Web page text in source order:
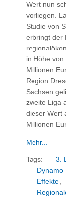
Wert nun
vorliegen.
Studie von
erbringt der
in Höhe von
Millionen
Region
Sachsen
zweite Liga
dieser Wert
Millionen
Mehr...
Tags: 3.
Dynamo
Effekte,